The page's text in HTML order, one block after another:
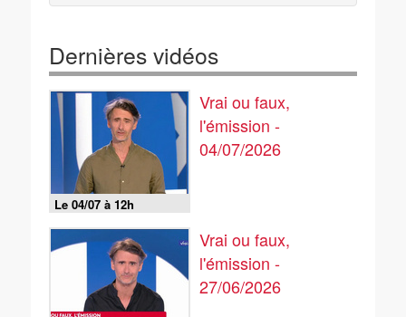
Dernières vidéos
Le 04/07 à 12h
Vrai ou faux,
l'émission -
04/07/2026
Vrai ou faux,
l'émission -
27/06/2026